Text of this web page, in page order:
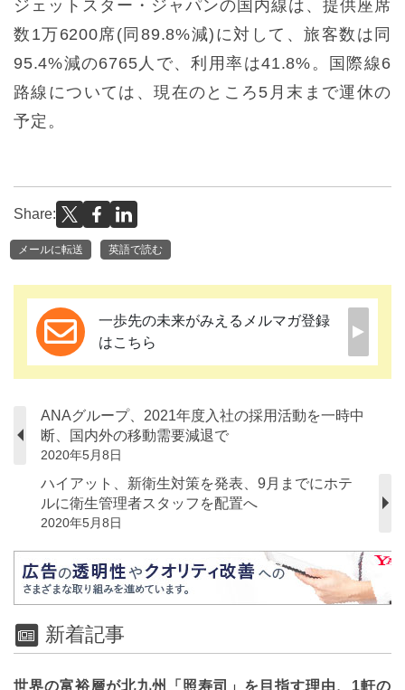
ジェットスター・ジャパンの国内線は、提供座席
数1万6200席(同89.8%減)に対して、旅客数は同
95.4%減の6765人で、利用率は41.8%。国際線6
路線については、現在のところ5月末まで運休の
予定。
Share:
メールに転送 英語で読む
一歩先の未来がみえるメルマガ登録
はこちら
ANAグループ、2021年度入社の採用活動を一時中
断、国内外の移動需要減退で
2020年5月8日
ハイアット、新衛生対策を発表、9月までにホテ
ルに衛生管理者スタッフを配置へ
2020年5月8日
新着記事
世界の富裕層が北九州「照寿司」を目指す理由、1軒の